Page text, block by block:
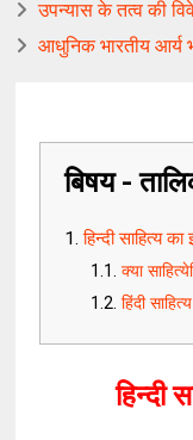
उपन्यास के तत्व की
आधुनिक भारतीय आर्य
बिषय -
हिन्दी साहित्य
क्या
हिंदी
हिन्दी